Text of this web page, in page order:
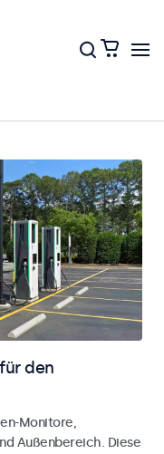
den
Monitore,
Außenbereich. Diese